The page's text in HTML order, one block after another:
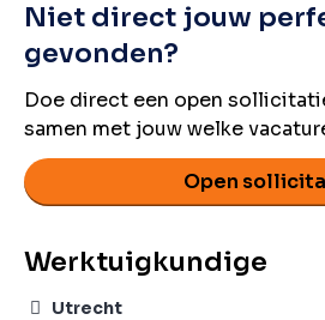
Niet direct jouw
gevonden?
Doe direct een open
samen met jouw welke
Open
Werktuigkundige
Utrecht